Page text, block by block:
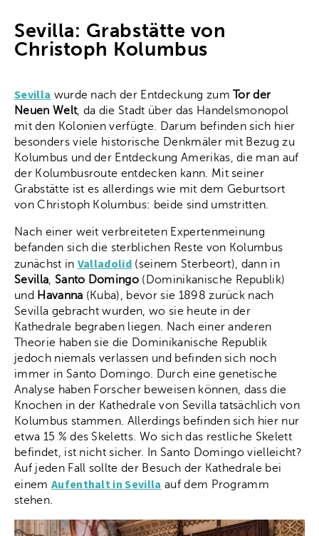
Sevilla: Grabstätte von
Christoph Kolumbus
Sevilla wurde nach der Entdeckung zumTor der
Neuen Welt, da die Stadt über das Handelsmonopol
mit den Kolonien verfügte. Darum befinden sich hier
besonders viele historische Denkmäler mit Bezug zu
Kolumbus und der Entdeckung Amerikas, die man auf
der Kolumbusroute entdecken kann. Mit seiner
Grabstätte ist es allerdings wie mit dem Geburtsort
von Christoph Kolumbus: beide sind umstritten.
Nach einer weit verbreiteten Expertenmeinung
befanden sich die sterblichen Reste von Kolumbus
zunächst in Valladolid (seinem Sterbeort), dann in
Sevilla Santo Domingo (Dominikanische Republik)
und Havanna (Kuba), bevor sie 1898 zurück nach
Sevilla gebracht wurden, wo sie heute in der
Kathedrale begraben liegen. Nach einer anderen
Theorie haben sie die Dominikanische Republik
jedoch niemals verlassen und befinden sich noch
immer in Santo Domingo. Durch eine genetische
Analyse haben Forscher beweisen können, dass die
Knochen in der Kathedrale von Sevilla tatsächlich von
Kolumbus stammen. Allerdings befinden sich hier nur
etwa 15 % des Skeletts. Wo sich das restliche Skelett
befindet, ist nicht sicher. In Santo Domingo vielleicht?
Auf jeden Fall sollte der Besuch der Kathedrale bei
einem Aufenthalt in Sevilla auf dem Programm
stehen.